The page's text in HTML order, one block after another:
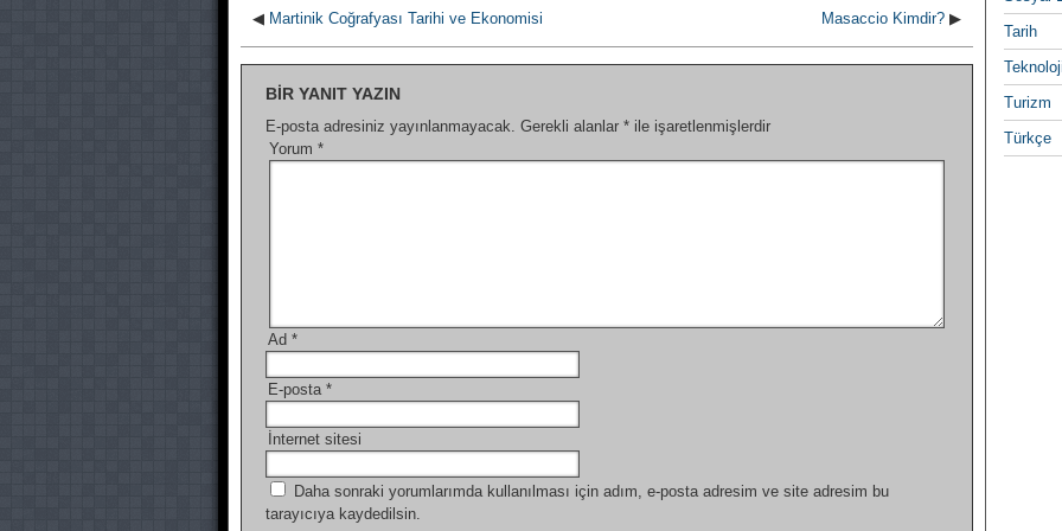
◀ Martinik Coğrafyası Tarihi ve Ekonomisi Masaccio Kimdir? ▶
BIR YANIT YAZIN
E-posta adresiniz yayınlanmayacak. Gerekli alanlar * ile işaretlenmişlerdir
Yorum *
Ad *
E-posta *
İnternet sitesi
Daha sonraki yorumlarımda kullanılması için adım, e-posta adresim ve site adresim bu
tarayıcıya kaydedilsin.
Tarih
Turizm
Türkçe